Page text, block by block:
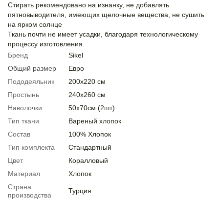
Стирать рекомендовано на изнанку, не добавлять
пятновыводителя, имеющих щелочные вещества, не сушить
на ярком солнце
Ткань почти не имеет усадки, благодаря технологическому
процессу изготовления.
Бренд
Sikel
Общий размер
Евро
Пододеяльник
200х220 см
Простынь
240х260 см
Наволочки
50х70см (2шт)
Тип ткани
Вареный хлопок
Состав
100% Хлопок
Тип комплекта
Стандартный
Цвет
Коралловый
Материал
Хлопок
Страна
производства
Турция